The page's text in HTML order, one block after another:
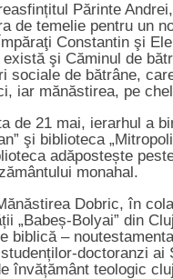
Părinte
de temelie pentru un
Constantin şi
şi Căminul de
sociale de bătrâne,
iar mănăstirea, pe
de 21 mai, ierarhul a
şi biblioteca
adăpostește
monahal.
Dobric, în
„Babeș-Bolyai” din
biblică –
doctoranzi ai
învățământ teologic